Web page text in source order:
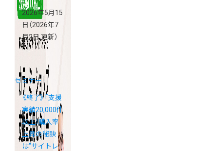
2026年5月15
日 （2026年7
月2日 更新）
セミナー
《終了》「支援
実績20,000件
以上！購入率
上昇の秘訣
は”サイトレ